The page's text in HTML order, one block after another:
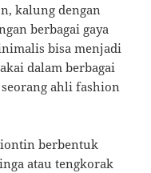
kalung dengan
berbagai gaya
bisa menjadi
dalam berbagai
seorang ahli fashion
berbentuk
atau tengkorak